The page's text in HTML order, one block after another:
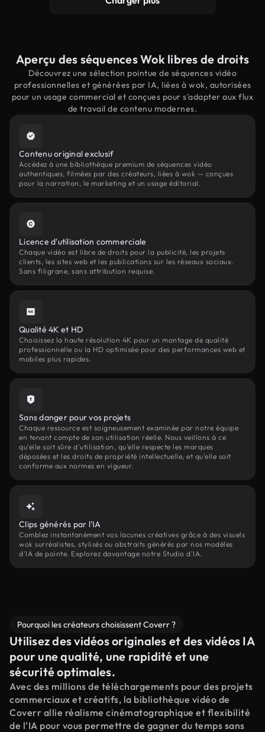
Aperçu des séquences Wok libres de droits
Découvrez une sélection pointue de séquences vidéo
professionnelles et générées par IA, liées à wok, autorisées
pour un usage commercial et conçues pour s'adapter aux flux
de travail de contenu modernes.
Contenu original exclusif
Accédez à une bibliothèque premium de séquences vidéo
authentiques, filmées par des créateurs, liées à wok — conçues
pour la narration, le marketing et un usage éditorial.
Licence d'utilisation commerciale
Chaque vidéo est libre de droits pour la publicité, les projets
clients, les sites web et les publications sur les réseaux sociaux.
Sans filigrane, sans attribution requise.
Qualité 4K et HD
Choisissez la haute résolution 4K pour un montage de qualité
professionnelle ou la HD optimisée pour des performances web et
mobiles plus rapides.
Sans danger pour vos projets
Chaque ressource est soigneusement examinée par notre équipe
en tenant compte de son utilisation réelle. Nous veillons à ce
qu'elle soit sûre d'utilisation, qu'elle respecte les marques
déposées et les droits de propriété intellectuelle, et qu'elle soit
conforme aux normes en vigueur.
Clips générés par l'IA
Comblez instantanément vos lacunes créatives grâce à des visuels
wok surréalistes, stylisés ou abstraits générés par nos modèles
d'IA de pointe. Explorez davantage notre Studio d'IA.
Pourquoi les créateurs choisissent Coverr ?
Utilisez des vidéos originales et des vidéos IA
pour une qualité, une rapidité et une
sécurité optimales.
Avec des millions de téléchargements pour des projets
commerciaux et créatifs, la bibliothèque vidéo de
Coverr allie réalisme cinématographique et flexibilité
de l'IA pour vous permettre de gagner du temps sans